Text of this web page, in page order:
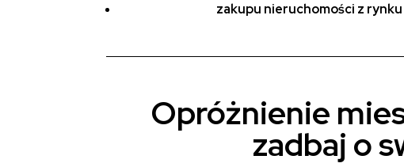
zakupu nieruchomości z
Opróżnienie
zadbaj o